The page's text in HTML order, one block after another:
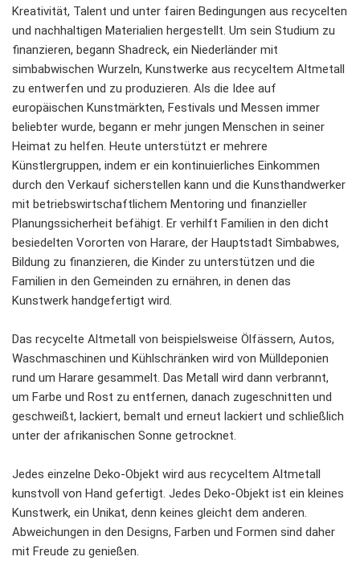
Kreativität, Talent und unter fairen Bedingungen aus recycelten
und nachhaltigen Materialien hergestellt. Um sein Studium zu
finanzieren, begann Shadreck, ein Niederländer mit
simbabwischen Wurzeln, Kunstwerke aus recyceltem Altmetall
zu entwerfen und zu produzieren. Als die Idee auf
europäischen Kunstmärkten, Festivals und Messen immer
beliebter wurde, begann er mehr jungen Menschen in seiner
Heimat zu helfen. Heute unterstützt er mehrere
Künstlergruppen, indem er ein kontinuierliches Einkommen
durch den Verkauf sicherstellen kann und die Kunsthandwerker
mit betriebswirtschaftlichem Mentoring und finanzieller
Planungssicherheit befähigt. Er verhilft Familien in den dicht
besiedelten Vororten von Harare, der Hauptstadt Simbabwes,
Bildung zu finanzieren, die Kinder zu unterstützen und die
Familien in den Gemeinden zu ernähren, in denen das
Kunstwerk handgefertigt wird.
Das recycelte Altmetall von beispielsweise Ölfässern, Autos,
Waschmaschinen und Kühlschränken wird von Mülldeponien
rund um Harare gesammelt. Das Metall wird dann verbrannt,
um Farbe und Rost zu entfernen, danach zugeschnitten und
geschweißt, lackiert, bemalt und erneut lackiert und schließlich
unter der afrikanischen Sonne getrocknet.
Jedes einzelne Deko-Objekt wird aus recyceltem Altmetall
kunstvoll von Hand gefertigt. Jedes Deko-Objekt ist ein kleines
Kunstwerk, ein Unikat, denn keines gleicht dem anderen.
Abweichungen in den Designs, Farben und Formen sind daher
mit Freude zu genießen.